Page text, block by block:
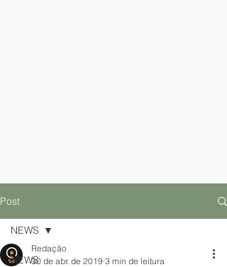
Post
NEWS
NEWS
Redação
30 de abr. de 2019 3 min de leitura